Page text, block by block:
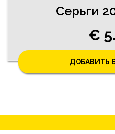
Серьги
€
ДОБАВИТЬ